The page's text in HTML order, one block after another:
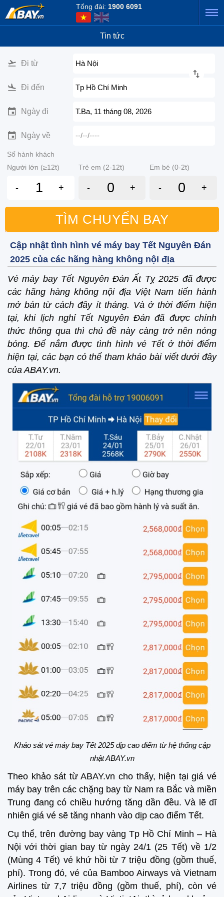
Tổng đài: 1900 6091
Tin tức
Đi từ Hà Nội
Đi đến Tp Hồ Chí Minh
Ngày đi T.Ba, 11 tháng 08, 2026
Ngày về --/--/----
Số hành khách
Người lớn (≥12t)
Trẻ em (2-12t) Em bé (0-2t)
- + - + - +
TÌM CHUYẾN BAY
Cập nhật tình hình vé máy bay Tết Nguyên Đán
2025 của các hãng hàng không nội địa
Vé máy bay Tết Nguyên Đán Ất Tỵ 2025 đã được
các hãng hàng không nội địa Việt Nam tiến hành
mở bán từ cách đây ít tháng. Và ở thời điểm hiện
tại, khi lịch nghỉ Tết Nguyên Đán đã được chính
thức thông qua thì chủ đề này càng trở nên nóng
bóng. Để nắm được tình hình vé Tết ở thời điểm
hiện tại, các bạn có thể tham khảo bài viết dưới đây
của ABAY.vn.
Khảo sát vé máy bay Tết 2025 dịp cao điểm từ hệ thống cập
nhật ABAY.vn
Theo khảo sát từ ABAY.vn cho thấy, hiện tại giá vé
máy bay trên các chặng bay từ Nam ra Bắc và miền
Trung đang có chiều hướng tăng dần đều. Và lẽ dĩ
nhiên giá vé sẽ tăng nhanh vào dịp cao điểm Tết.
Cụ thể, trên đường bay vàng Tp Hồ Chí Minh – Hà
Nội với thời gian bay từ ngày 24/1 (25 Tết) về 1/2
(Mùng 4 Tết) vé khứ hồi từ 7 triệu đồng (gồm thuế,
phí). Trong đó, vé của Bamboo Airways và Vietnam
Airlines từ 7,7 triệu đồng (gồm thuế, phí), còn vé